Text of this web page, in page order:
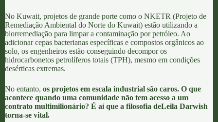
No Kuwait, projetos de grande porte como o NKETR (Projeto de
Remediação Ambiental do Norte do Kuwait) estão utilizando a
biorremediação para limpar a contaminação por petróleo. Ao
adicionar cepas bacterianas específicas e compostos orgânicos ao
solo, os engenheiros estão conseguindo decompor os
hidrocarbonetos petrolíferos totais (TPH), mesmo em condições
desérticas extremas.
No entanto, os projetos em escala industrial são caros. O que
acontece quando uma comunidade não tem acesso a um
contrato multimilionário? É aí que a filosofia deLeila Darwish
torna-se vital.